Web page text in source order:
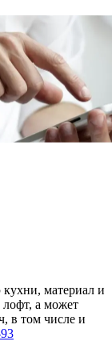
кухни, материал и
а может
в том числе и